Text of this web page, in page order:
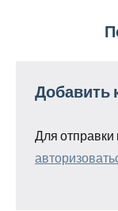
записям
Добавить
Для